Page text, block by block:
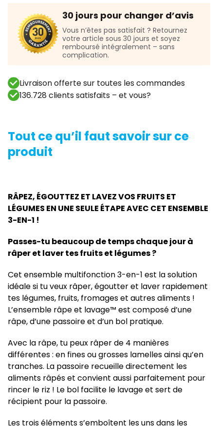
30 jours pour changer d’avis
Vous n’êtes pas satisfait ? Retournez
votre article sous 30 jours et soyez
remboursé intégralement – sans
complication.
Livraison offerte sur toutes les commandes
136.728 clients satisfaits – et vous?
Tout ce qu’il faut savoir sur ce
produit
RÂPEZ, ÉGOUTTEZ ET LAVEZ VOS FRUITS ET
LÉGUMES EN UNE SEULE ÉTAPE AVEC CET ENSEMBLE
3-EN-1 !
Passes-tu beaucoup de temps chaque jour à
râper et laver tes fruits et légumes ?
Cet ensemble multifonction 3-en-1 est la solution
idéale si tu veux râper, égoutter et laver rapidement
tes légumes, fruits, fromages et autres aliments !
L’ensemble râpe et lavage™ est composé d’une
râpe, d’une passoire et d’un bol pratique.
Avec la râpe, tu peux râper de 4 manières
différentes : en fines ou grosses lamelles ainsi qu’en
tranches. La passoire recueille directement les
aliments râpés et convient aussi parfaitement pour
rincer le riz ! Le bol facilite le lavage et sert de
récipient pour la passoire.
Les trois éléments s’emboîtent les uns dans les